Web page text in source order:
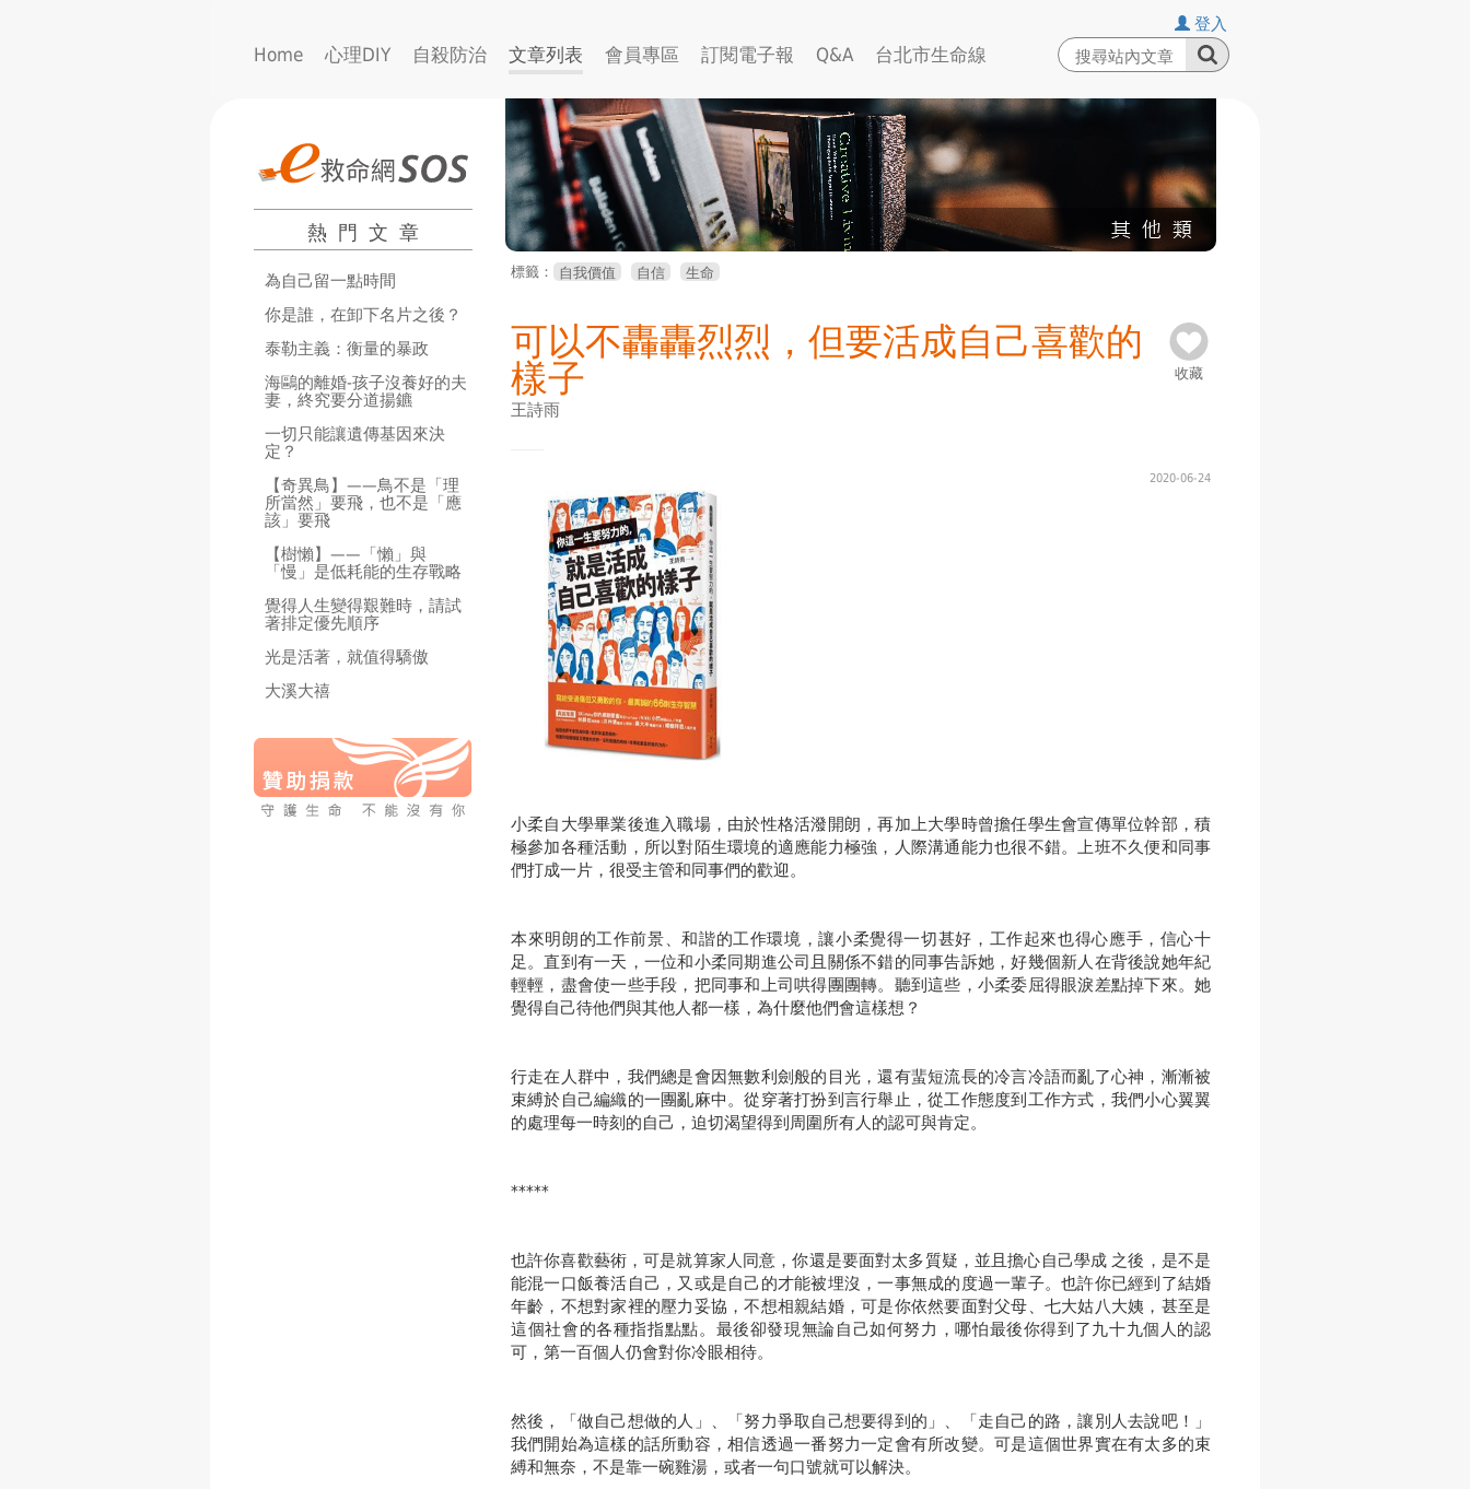
Home 心理DIY 自殺防治 文章列表 會員專區 訂閱電子報 Q&A 台北市生命線
登入
熱門文章
為自己留一點時間
你是誰，在卸下名片之後？
泰勒主義：衡量的暴政
海鷗的離婚-孩子沒養好的夫
妻，終究要分道揚鑣
一切只能讓遺傳基因來決
定？
【奇異鳥】——鳥不是「理
所當然」要飛，也不是「應
該」要飛
【樹懶】——「懶」與
「慢」是低耗能的生存戰略
覺得人生變得艱難時，請試
著排定優先順序
光是活著，就值得驕傲
大溪大禧
標籤： 自我價值 自信 生命
收藏
可以不轟轟烈烈，但要活成自己喜歡的
樣子
王詩雨
2020-06-24
小柔自大學畢業後進入職場，由於性格活潑開朗，再加上大學時曾擔任學生會宣傳單位幹部，積
極參加各種活動，所以對陌生環境的適應能力極強，人際溝通能力也很不錯。上班不久便和同事
們打成一片，很受主管和同事們的歡迎。
本來明朗的工作前景、和諧的工作環境，讓小柔覺得一切甚好，工作起來也得心應手，信心十
足。直到有一天，一位和小柔同期進公司且關係不錯的同事告訴她，好幾個新人在背後說她年紀
輕輕，盡會使一些手段，把同事和上司哄得團團轉。聽到這些，小柔委屈得眼淚差點掉下來。她
覺得自己待他們與其他人都一樣，為什麼他們會這樣想？
行走在人群中，我們總是會因無數利劍般的目光，還有蜚短流長的冷言冷語而亂了心神，漸漸被
束縛於自己編織的一團亂麻中。從穿著打扮到言行舉止，從工作態度到工作方式，我們小心翼翼
的處理每一時刻的自己，迫切渴望得到周圍所有人的認可與肯定。
*****
也許你喜歡藝術，可是就算家人同意，你還是要面對太多質疑，並且擔心自己學成 之後，是不是
能混一口飯養活自己，又或是自己的才能被埋沒，一事無成的度過一輩子。也許你已經到了結婚
年齡，不想對家裡的壓力妥協，不想相親結婚，可是你依然要面對父母、七大姑八大姨，甚至是
這個社會的各種指指點點。最後卻發現無論自己如何努力，哪怕最後你得到了九十九個人的認
可，第一百個人仍會對你冷眼相待。
然後，「做自己想做的人」、「努力爭取自己想要得到的」、「走自己的路，讓別人去說吧！」
我們開始為這樣的話所動容，相信透過一番努力一定會有所改變。可是這個世界實在有太多的束
縛和無奈，不是靠一碗雞湯，或者一句口號就可以解決。